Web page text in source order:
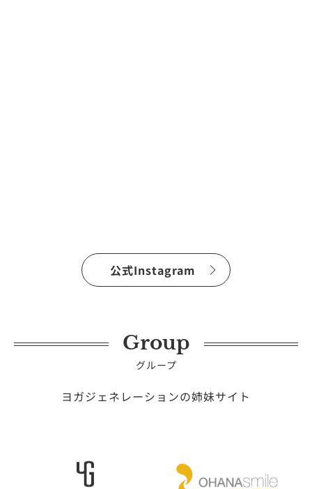
公式Instagram
Group
グループ
ヨガジェネレーションの姉妹サイト